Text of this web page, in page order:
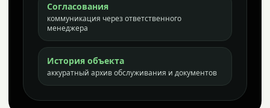
Согласования
коммуникация через ответственного
менеджера
История объекта
аккуратный архив обслуживания и документов